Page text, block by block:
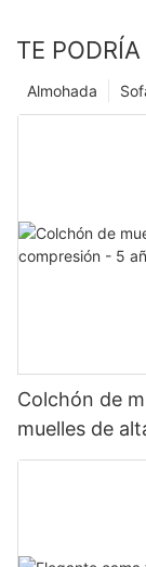
TE
Almohada
Colchón de
muelles de